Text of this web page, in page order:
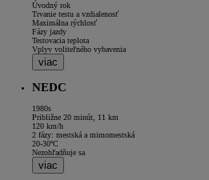
Úvodný rok
Trvanie testu a vzdialenosť
Maximálna rýchlosť
Fázy jazdy
Testovacia teplota
Vplyv voliteľného vybavenia
viac
NEDC
1980s
Približne 20 minút, 11 km
120 km/h
2 fázy: mestská a mimomestská
20-30ºC
Nezohľadňuje sa
viac